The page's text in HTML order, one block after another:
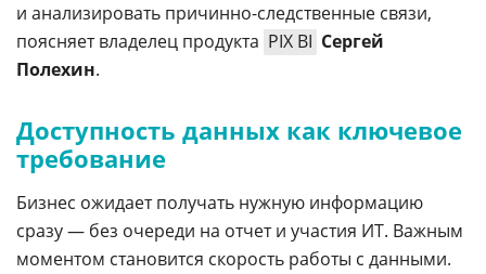
и анализировать причинно-следственные связи,
поясняет владелец продукта PIX BI Сергей
Полехин.
Доступность данных как ключевое
требование
Бизнес ожидает получать нужную информацию
сразу — без очереди на отчет и участия ИТ. Важным
моментом становится скорость работы с данными.